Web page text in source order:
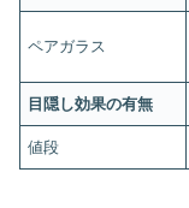
ペアガラス
目隠し効果の有無
値段